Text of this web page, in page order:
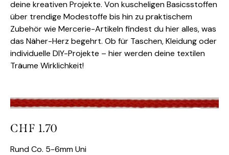
deine kreativen Projekte. Von kuscheligen Basicsstoffen
über trendige Modestoffe bis hin zu praktischem
Zubehör wie Mercerie-Artikeln findest du hier alles, was
das Näher-Herz begehrt. Ob für Taschen, Kleidung oder
individuelle DIY-Projekte – hier werden deine textilen
Träume Wirklichkeit!
CHF 1.70
Rund Co. 5-6mm Uni